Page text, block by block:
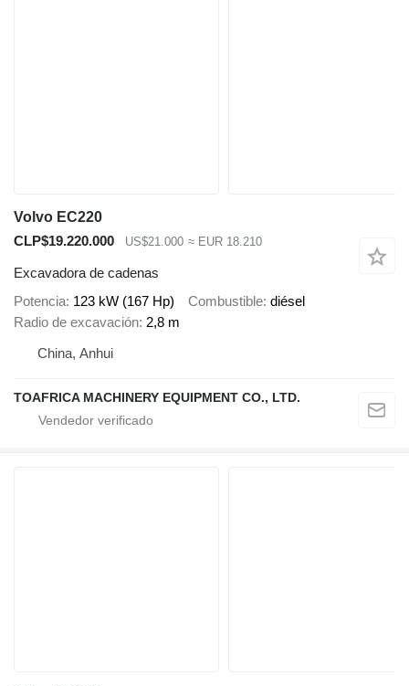
Volvo EC220
CLP$19.220.000
US$21.000 ≈ EUR 18.210
Excavadora de cadenas
Potencia 123 kW (167 Hp) Combustible diésel
Radio de excavación 2,8 m
China, Anhui
TOAFRICA MACHINERY EQUIPMENT CO., LTD.